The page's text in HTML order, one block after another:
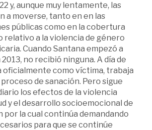
y, aunque muy lentamente, las
a moverse, tanto en en las
públicas como en la cobertura
relativo a la violencia de género
Cuando Santana empezó a
2013, no recibió ninguna. A día de
oficialmente como víctima, trabaja
de sanación. Pero sigue
los efectos de la violencia
y el desarrollo socioemocional de
por la cual continúa demandando
para que se continúe